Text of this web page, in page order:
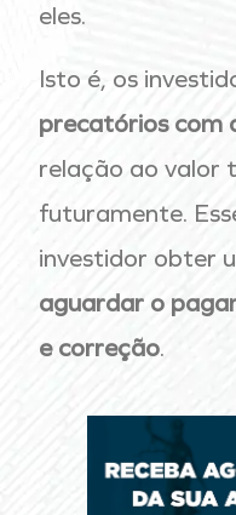
eles.
Isto é, os
precatórios com
relação ao valor
futuramente.
investidor obter
aguardar o
e correção.